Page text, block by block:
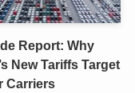
Report: Why
New Tariffs Target
Carriers